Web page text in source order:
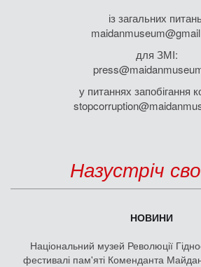
із загальних
для ЗМІ:
у питаннях запобігання
Назустріч
НОВИНИ
Національний музей Революції
фестивалі пам'яті Коменданта